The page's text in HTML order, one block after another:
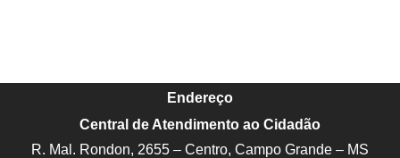
Endereço
Central de Atendimento ao Cidadão
R. Mal. Rondon, 2655 – Centro, Campo Grande – MS